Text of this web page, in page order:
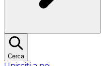
Cerca